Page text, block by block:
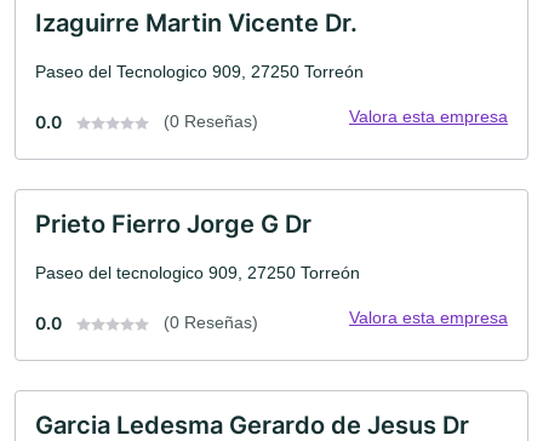
Izaguirre Martin Vicente Dr.
Paseo del Tecnologico 909, 27250 Torreón
0.0 (0 Reseñas) Valora esta empresa
Prieto Fierro Jorge G Dr
Paseo del tecnologico 909, 27250 Torreón
0.0 (0 Reseñas) Valora esta empresa
Garcia Ledesma Gerardo de Jesus Dr